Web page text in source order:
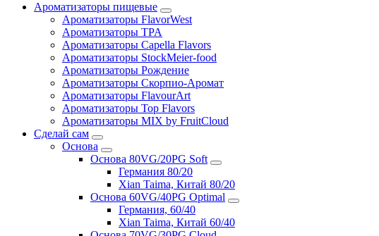
Ароматизаторы пищевые
Ароматизаторы FlavorWest
Ароматизаторы TPA
Ароматизаторы Capella Flavors
Ароматизаторы StockMeier-food
Ароматизаторы Рождение
Ароматизаторы Скорпио-Аромат
Ароматизаторы FlavourArt
Ароматизаторы Top Flavors
Ароматизаторы MIX by FruitCloud
Сделай сам
Основа
Основа 80VG/20PG Soft
Германия 80/20
Xian Taima, Китай 80/20
Основа 60VG/40PG Optimal
Германия, 60/40
Xian Taima, Китай 60/40